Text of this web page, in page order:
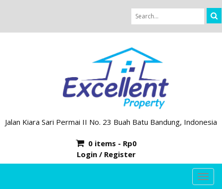
Jalan Kiara Sari Permai II No. 23 Buah Batu Bandung, Indonesia
0 items - Rp0
Login / Register